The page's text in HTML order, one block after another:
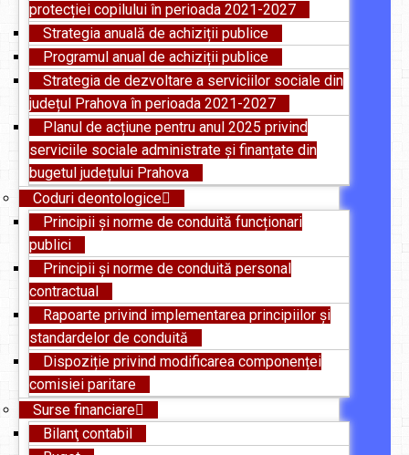
protecției copilului în perioada 2021-2027
Strategia anuală de achiziții publice
Programul anual de achiziții publice
Strategia de dezvoltare a serviciilor sociale din
județul Prahova în perioada 2021-2027
Planul de acțiune pentru anul 2025 privind
serviciile sociale administrate și finanțate din
bugetul județului Prahova
Coduri deontologice
Principii și norme de conduită funcționari
publici
Principii și norme de conduită personal
contractual
Rapoarte privind implementarea principiilor și
standardelor de conduită
Dispoziție privind modificarea componenței
comisiei paritare
Surse financiare
Bilanţ contabil